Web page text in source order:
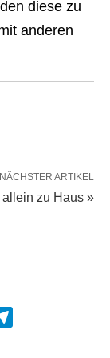
diese zu
anderen
NÄCHSTER ARTIKEL
allein zu Haus »